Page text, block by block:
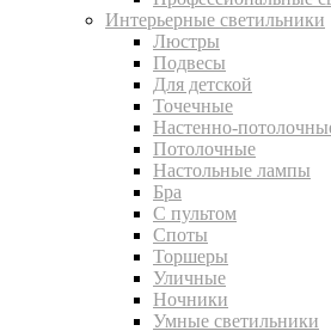
Интерьерные светильники
Люстры
Подвесы
Для детской
Точечные
Настенно-
Потолочные
Настольные лампы
Бра
С пультом
Споты
Торшеры
Уличные
Ночники
Умные светильники